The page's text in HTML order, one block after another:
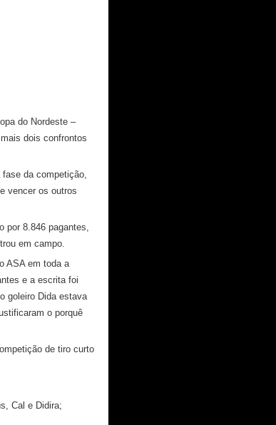
do Nordeste –
dois confrontos
da competição,
vencer os outros
por 8.846 pagantes,
em campo.
ASA em toda a
e a escrita foi
goleiro Dida estava
o porquê
de tiro curto
Cal e Didira;